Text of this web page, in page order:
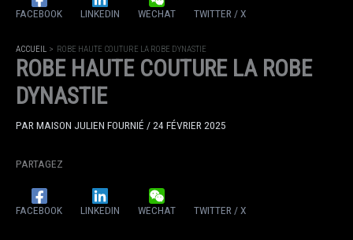
FACEBOOK LINKEDIN WECHAT TWITTER / X
ACCUEIL ROBE HAUTE COUTURE LA ROBE DYNASTIE
ROBE HAUTE COUTURE LA ROBE
DYNASTIE
PARMAISON JULIEN FOURNIÉ /24 FÉVRIER 2025
PARTAGEZ
FACEBOOK LINKEDIN WECHAT TWITTER / X